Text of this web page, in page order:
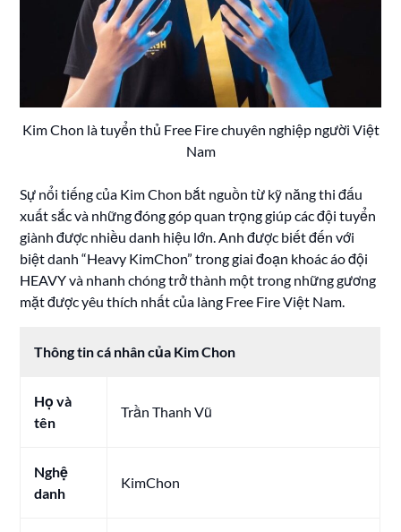
Kim Chon là tuyển thủ Free Fire chuyên nghiệp người Việt
Nam
Sự nổi tiếng của Kim Chon bắt nguồn từ kỹ năng thi đấu
xuất sắc và những đóng góp quan trọng giúp các đội tuyển
giành được nhiều danh hiệu lớn. Anh được biết đến với
biệt danh “Heavy KimChon” trong giai đoạn khoác áo đội
HEAVY và nhanh chóng trở thành một trong những gương
mặt được yêu thích nhất của làng Free Fire Việt Nam.
Thông tin cá nhân của Kim Chon
Họ và
tên
Trần Thanh Vũ
Nghệ
danh
KimChon